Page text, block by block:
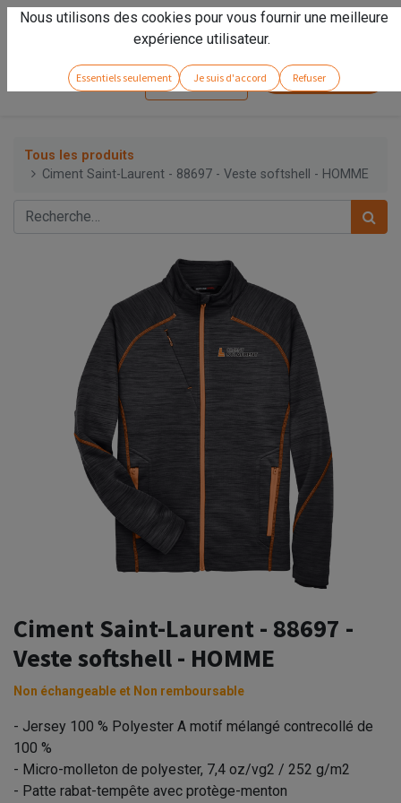
Vivez l'expérienceArseno!
Se connecter Service client
Tous les produits
Ciment Saint-Laurent - 88697 - Veste softshell - HOMME
Ciment Saint-Laurent - 88697 -
Veste softshell - HOMME
Non échangeable et Non remboursable
- Jersey 100 % Polyester A motif mélangé contrecollé de
100 %
- Micro-molleton de polyester, 7,4 oz/vg2 / 252 g/m2
- Patte rabat-tempête avec protège-menton
Nous utilisons des cookies pour vous fournir une meilleure
expérience utilisateur.
Essentiels seulement Je suis d'accord Refuser